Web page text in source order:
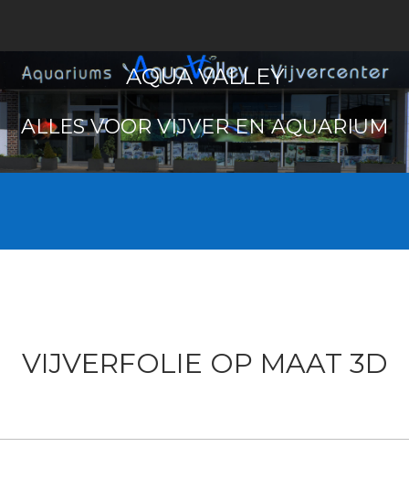
AQUA VALLEY
ALLES VOOR VIJVER EN AQUARIUM
VIJVERFOLIE OP MAAT 3D